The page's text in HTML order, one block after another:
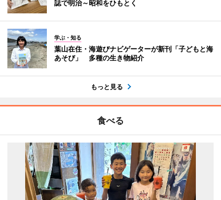
誌で明治～昭和をひもとく
学ぶ・知る
葉山在住・海遊びナビゲーターが新刊「子どもと海
あそび」 多種の生き物紹介
もっと見る
食べる